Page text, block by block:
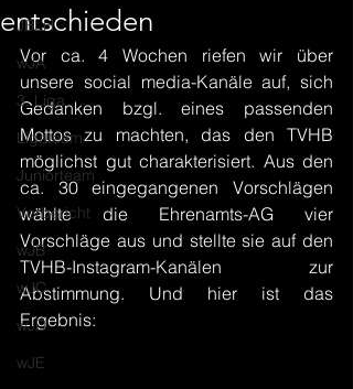
JBLH
wJA
3. Liga
Ligateam
Juniorteam
Vorbericht
wJB
wJC
wJD
wJE
entschieden
Vor ca. 4 Wochen riefen wir über
unsere social media-Kanäle auf, sich
Gedanken bzgl. eines passenden
Mottos zu machten, das den TVHB
möglichst gut charakterisiert. Aus den
ca. 30 eingegangenen Vorschlägen
wählte die Ehrenamts-AG vier
Vorschläge aus und stellte sie auf den
TVHB-Instagram-Kanälen zur
Abstimmung. Und hier ist das
Ergebnis: